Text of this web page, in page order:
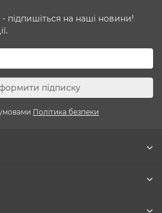
підпишіться на наші новини!
підписку
Політика безпеки